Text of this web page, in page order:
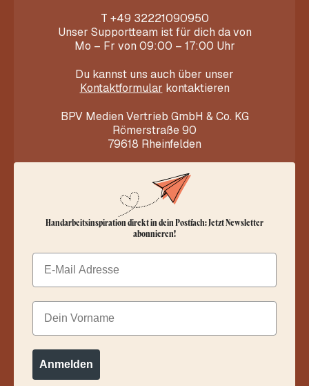
T +49 32221090950
Unser Supportteam ist für dich da von
Mo – Fr von 09:00 – 17:00 Uhr
Du kannst uns auch über unser
Kontaktformular kontaktieren
BPV Medien Vertrieb GmbH & Co. KG
Römerstraße 90
79618 Rheinfelden
Handarbeitsinspiration direkt in dein Postfach: Jetzt Newsletter
abonnieren!
Email
Dein Vorname
Anmelden